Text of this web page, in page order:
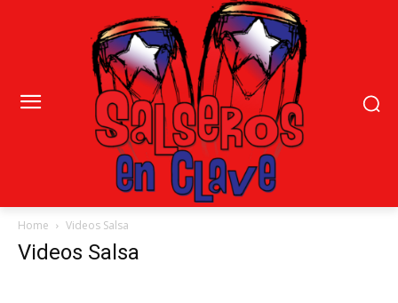
Home Videos Salsa
Videos Salsa